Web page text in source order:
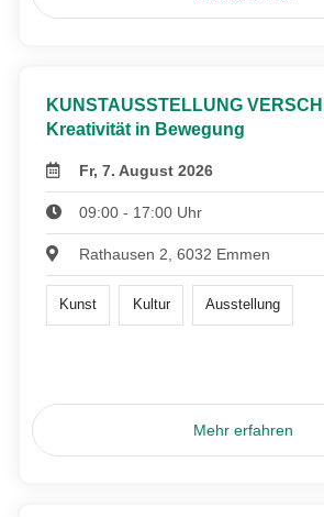
KUNSTAUSSTELLUNG
Kreativität in Bewegung
Fr, 7. August 2026
09:00 - 17:00 Uhr
Rathausen 2, 6032 Emmen
Kunst Kultur Ausstellung
Mehr erfahren